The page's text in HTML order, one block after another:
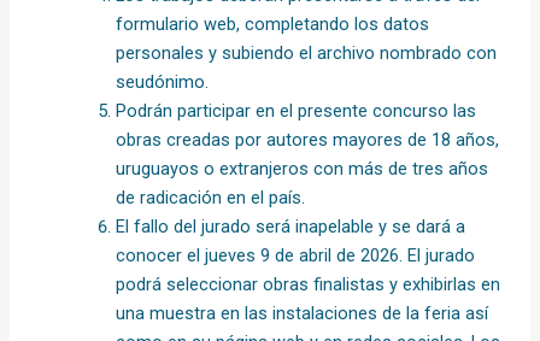
formulario web, completando los datos
personales y subiendo el archivo nombrado con
seudónimo.
Podrán participar en el presente concurso las
obras creadas por autores mayores de 18 años,
uruguayos o extranjeros con más de tres años
de radicación en el país.
El fallo del jurado será inapelable y se dará a
conocer eljueves 9 de abril de 2026. El jurado
podrá seleccionar obras finalistas y exhibirlas en
una muestra en las instalaciones de la feria así